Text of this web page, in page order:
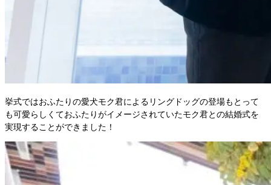
挙式ではおふたりの愛犬モク君によるリングドッグの登場もとって
も可愛らしくておふたりがイメージされていたモク君との結婚式を
実現することができました！